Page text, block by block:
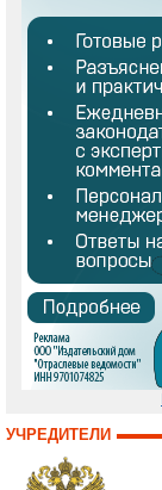
УЧРЕДИТЕЛИ